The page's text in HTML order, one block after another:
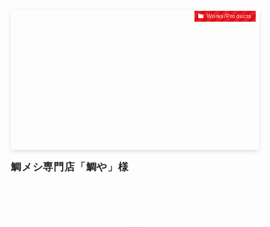
Works/Products
鯛メシ専門店「鯛や」様